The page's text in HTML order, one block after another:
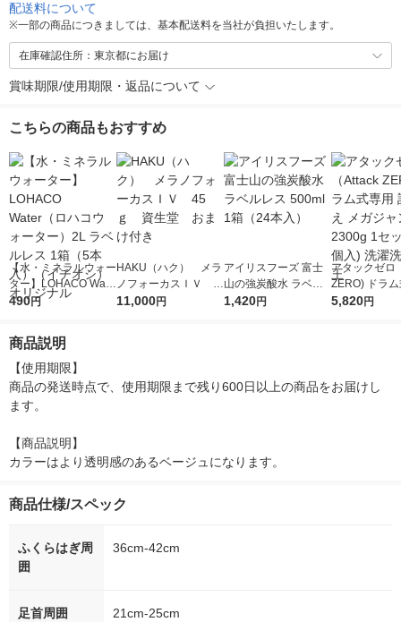
配送料について
※一部の商品につきましては、基本配送料を当社が負担いたします。
在庫確認住所：東京都にお届け
賞味期限/使用期限・返品について
こちらの商品もおすすめ
【水・ミネラルウォー
ター】LOHACO Wate
r（ロハコウォータ
シ） オリジナル
490円
HAKU（ハク） メラ
ノフォーカスＩＶ 4
5ｇ 資生堂 おまけ
11,000円
アイリスフーズ 富士
山の強炭酸水 ラベル
レス 500ml 1箱（24
1,420円
アタックゼロ
ZERO) ドラ
詰め替え メガ
5,820円
商品説明
【使用期限】
商品の発送時点で、使用期限まで残り600日以上の商品をお届けし
ます。
【商品説明】
カラーはより透明感のあるベージュになります。
商品仕様/スペック
ふくらはぎ周
囲
36cm-42cm
足首周囲 21cm-25cm